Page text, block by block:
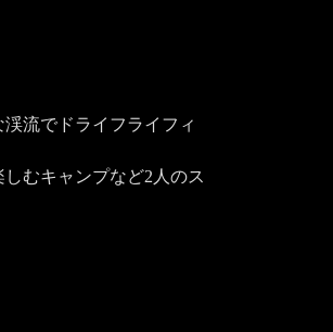
流でドライフライフィ
むキャンプなど2人のス